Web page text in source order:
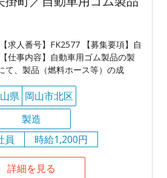
求人番号】FK2577 【募集要項】自
仕事内容】自動車用ゴム製品の製
て、製品（燃料ホース等）の成
県 岡山市北区
製造
員
時給1,200円
詳細を見る